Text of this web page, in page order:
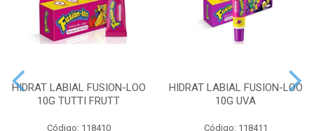
HIDRAT LABIAL FUSION-LOO
10G TUTTI FRUTT
Código: 118410
HIDRAT LABIAL FUSION-LOO
10G UVA
Código: 118411